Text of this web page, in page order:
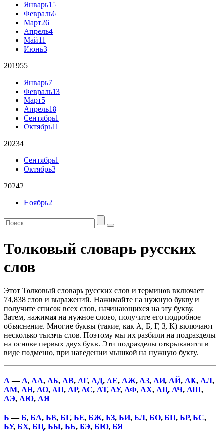
Январь15
Февраль6
Март26
Апрель4
Май11
Июнь3
201955
Январь7
Февраль13
Март5
Апрель18
Сентябрь1
Октябрь11
20234
Сентябрь1
Октябрь3
20242
Ноябрь2
Толковый словарь русских
слов
Этот Толковый словарь русских слов и терминов включает
74,838 слов и выражений. Нажимайте на нужную букву и
получите список всех слов, начинающихся на эту букву.
Затем, нажимая на нужное слово, получите его подробное
объяснение. Многие буквы (такие, как А, Б, Г, З, К) включают
несколько тысячь слов. Поэтому мы их разбили на подразделы
на основе первых двух букв. Эти подразделы открываются в
виде подменю, при наведении мышкой на нужную букву.
А — А, АА, АБ, АВ, АГ, АД, АЕ, АЖ, АЗ, АИ, АЙ, АК, АЛ,
АМ, АН, АО, АП, АР, АС, АТ, АУ, АФ, АХ, АЦ, АЧ, АШ,
АЭ, АЮ, АЯ
Б —Б, БА, БВ, БГ, БЕ, БЖ, БЗ, БИ, БЛ, БО, БП, БР, БС,
БУ, БХ, БЦ, БЫ, БЬ, БЭ, БЮ, БЯ